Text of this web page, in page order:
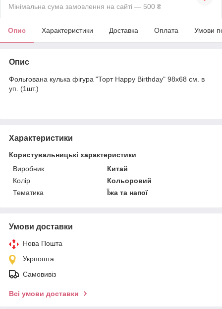
Мінімальна сума замовлення на сайті — 500 ₴
Опис Характеристики Доставка Оплата Умови
Опис
Фольгована кулька фігура "Торт Happy Birthday" 98х68 см. в
уп. (1шт.)
Характеристики
Користувальницькі характеристики
Виробник
Китай
Колір
Кольоровий
Тематика
Їжа та напої
Умови доставки
Нова Пошта
Укрпошта
Самовивіз
Всі умови доставки